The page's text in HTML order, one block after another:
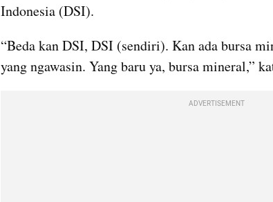
Indonesia (DSI).
“Beda kan DSI, DSI (sendiri). Kan ada bursa
yang ngawasin. Yang baru ya, bursa mineral,”
ADVERTISEMENT